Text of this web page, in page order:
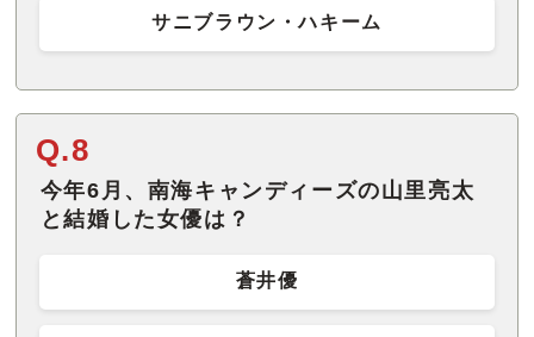
サニブラウン・ハキーム
Q.8
今年6月、南海キャンディーズの山里亮太
と結婚した女優は？
蒼井優